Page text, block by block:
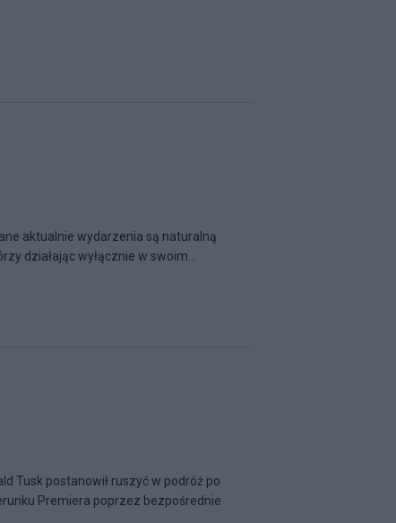
aktualnie wydarzenia są naturalną
działając wyłącznie w swoim...
Tusk postanowił ruszyć w podróż po
Premiera poprzez bezpośrednie